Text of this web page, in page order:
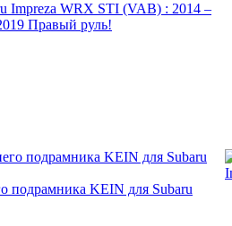
Impreza WRX STI (VAB) : 2014 –
Правый руль!
подрамника KEIN для Subaru